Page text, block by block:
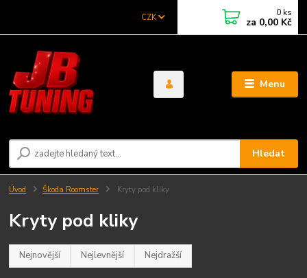
Menu
CZK
Hledat
0 ks
za 0,00 Kč
Úvod Škoda Roomster Kryty pod kliky
Kryty pod kliky
Nejnovější Nejlevnější Nejdražší